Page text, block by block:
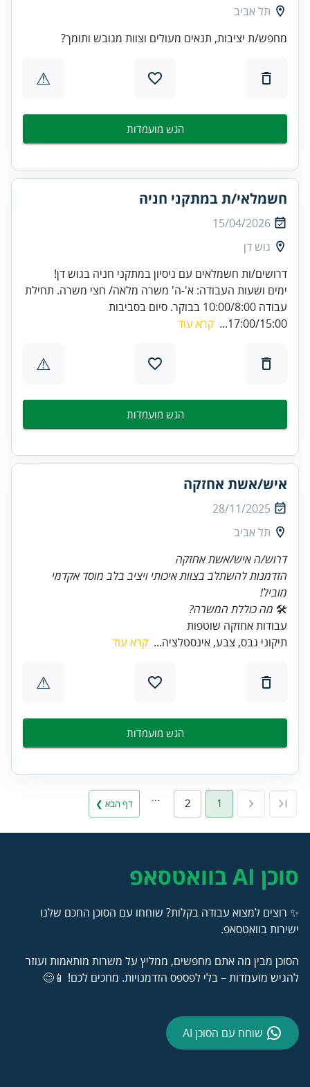
תל אביב
מחפש/ת יציבות, תנאים מעולים וצוות מגובש ותומך?
⚠
הגש מועמדות
חשמלאי/ת במתקני חניה
15/04/2026
גוש דן
דרושים/ות חשמלאים עם ניסיון במתקני חניה בגוש דן!
ימים ושעות העבודה: א'-ה' משרה מלאה/ חצי משרה. תחילת
עבודה 10:00/8:00 בבוקר. סיום בסביבות
17:00/15:00...
קרא עוד
⚠
הגש מועמדות
איש/אשת אחזקה
28/11/2025
תל אביב
דרוש/ה איש/אשת אחזקה
הזדמנות להשתלב בצוות איכותי ויציב בלב מוסד אקדמי
מוביל!
🛠 מה כוללת המשרה?
עבודות אחזקה שוטפות
תיקוני גבס, צבע, אינסטלציה... קרא עוד
⚠
הגש מועמדות
1
2 דף הבא ❯
סוכן AI בוואטסאפ
✨ רוצים למצוא עבודה בקלות? שוחחו עם הסוכן החכם שלנו
ישירות בוואטסאפ.
הסוכן מבין מה אתם מחפשים, ממליץ על משרות מותאמות ועוזר
להגיש מועמדות – בלי לפספס הזדמנויות. מחכים לכם! 📱😊
שוחח עם הסוכן AI